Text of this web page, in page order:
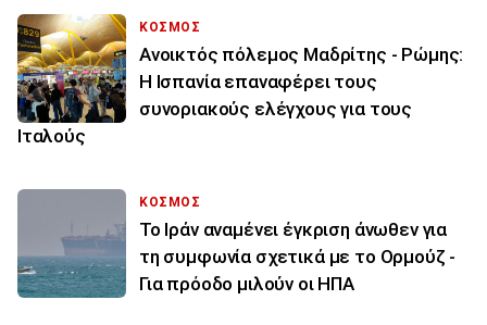
ΚΟΣΜΟΣ
Ανοικτός πόλεμος Μαδρίτης - Ρώμης:
Η Ισπανία επαναφέρει τους
συνοριακούς ελέγχους για τους
Ιταλούς
ΚΟΣΜΟΣ
Το Ιράν αναμένει έγκριση άνωθεν για
τη συμφωνία σχετικά με το Ορμούζ -
Για πρόοδο μιλούν οι ΗΠΑ